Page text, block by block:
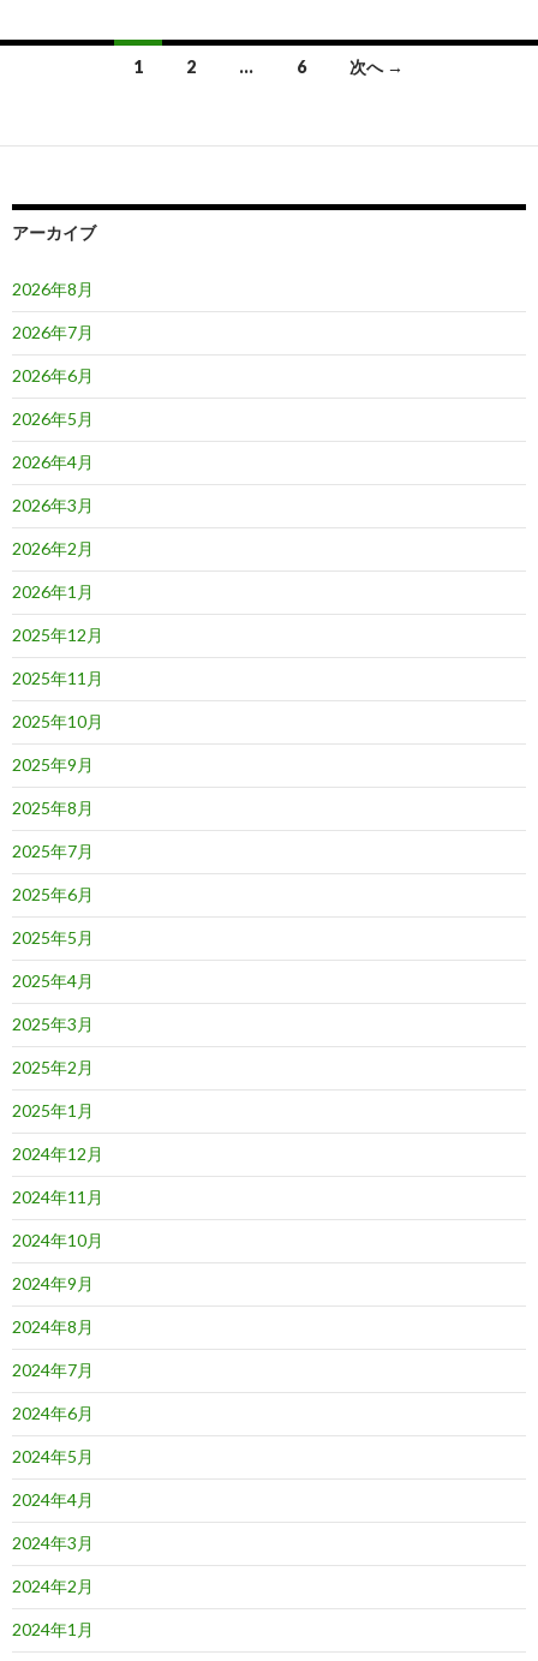
ナ
ゲ
ー
シ
ョ
ン
1 2 … 6 次へ →
アーカイブ
2026年8月
2026年7月
2026年6月
2026年5月
2026年4月
2026年3月
2026年2月
2026年1月
2025年12月
2025年11月
2025年10月
2025年9月
2025年8月
2025年7月
2025年6月
2025年5月
2025年4月
2025年3月
2025年2月
2025年1月
2024年12月
2024年11月
2024年10月
2024年9月
2024年8月
2024年7月
2024年6月
2024年5月
2024年4月
2024年3月
2024年2月
2024年1月